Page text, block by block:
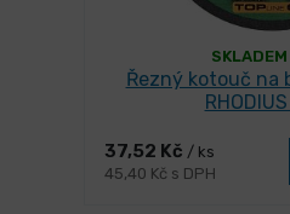
Řezný kotouč na
37,52 Kč / ks
45,40 Kč s DPH